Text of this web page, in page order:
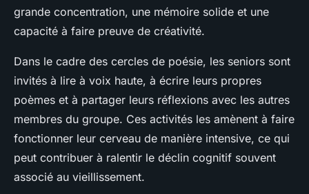
grande concentration, une mémoire solide et une
capacité à faire preuve de créativité.
Dans le cadre des cercles de poésie, les seniors sont
invités à lire à voix haute, à écrire leurs propres
poèmes et à partager leurs réflexions avec les autres
membres du groupe. Ces activités les amènent à faire
fonctionner leur cerveau de manière intensive, ce qui
peut contribuer à ralentir le déclin cognitif souvent
associé au vieillissement.